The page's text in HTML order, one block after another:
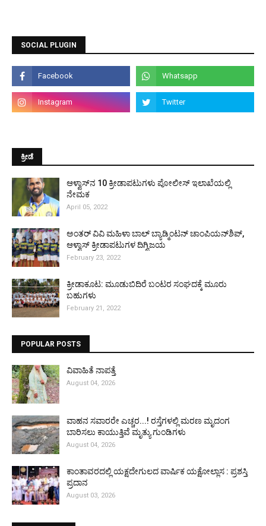
SOCIAL PLUGIN
ಕ್ರೀಡೆ
ಆಳ್ವಾಸ್‌ನ 10 ಕ್ರೀಡಾಪಟುಗಳು ಪೋಲೀಸ್ ಇಲಾಖೆಯಲ್ಲಿ
ನೇಮಕ
April 05, 2022
ಅಂತರ್ ವಿವಿ ಮಹಿಳಾ ಬಾಲ್ ಬ್ಯಾಡ್ಮಿಂಟನ್ ಚಾಂಪಿಯನ್‌ಶಿಪ್,
ಆಳ್ವಾಸ್ ಕ್ರೀಡಾಪಟುಗಳ ದಿಗ್ವಿಜಯ
February 23, 2022
ಕ್ರೀಡಾಕೂಟ: ಮೂಡುಬಿದಿರೆ ಬಂಟರ ಸಂಘದಕ್ಕೆ ಮೂರು
ಬಹುಗಳು
February 21, 2022
POPULAR POSTS
ವಿವಾಹಿತೆ ನಾಪತ್ತೆ
August 04, 2026
ವಾಹನ ಸವಾರರೇ ಎಚ್ಚರ...! ರಸ್ತೆಗಳಲ್ಲಿ ಮರಣ ಮೃದಂಗ
ಬಾರಿಸಲು ಕಾಯುತ್ತಿವೆ ಮೃತ್ಯು ಗುಂಡಿಗಳು
August 04, 2026
ಕಾಂತಾವರದಲ್ಲಿ ಯಕ್ಷದೇಗುಲದ ವಾರ್ಷಿಕ ಯಕ್ಷೋಲ್ಲಾಸ : ಪ್ರಶಸ್ತಿ
ಪ್ರದಾನ
August 03, 2026